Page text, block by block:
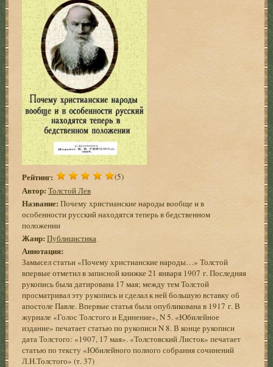
Рейтинг: (5)
Автор: Толстой Лев
Название: Почему христианские народы вообще и в
особенности русский находятся теперь в бедственном
положении
Жанр: Публицистика
Аннотация:
Замысел статьи «Почему христианские народы…» Толстой
впервые отметил в записной книжке 21 января 1907 г. Последняя
рукопись была датирована 17 мая; между тем Толстой
просматривал эту рукопись и сделал к ней большую вставку об
апостоле Павле. Впервые статья была опубликована в 1917 г. В
журнале «Голос Толстого и Единение», N 5. «Юбилейное
издание» печатает статью по рукописи N 8. В конце рукописи
дата Толстого: «1907, 17 мая». «Толстовский Листок» печатает
статью по тексту «Юбилейного полного собрания сочинений
Л.Н.Толстого» (т. 37)